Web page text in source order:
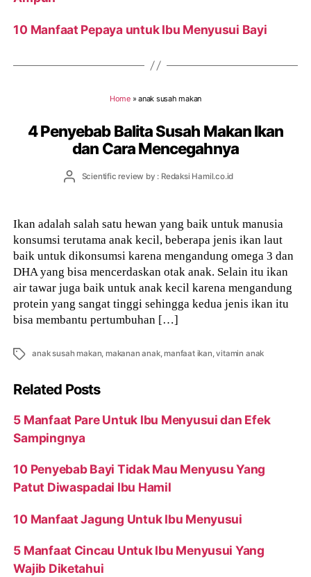
10 Manfaat Pepaya untuk Ibu Menyusui Bayi
Home»anak susah makan
4 Penyebab Balita Susah Makan Ikan
dan Cara Mencegahnya
PostScientific review by : Redaksi Hamil.co.id
Ikan adalah salah satu hewan yang baik untuk manusia
konsumsi terutama anak kecil, beberapa jenis ikan laut
baik untuk dikonsumsi karena mengandung omega 3 dan
DHA yang bisa mencerdaskan otak anak. Selain itu ikan
air tawar juga baik untuk anak kecil karena mengandung
protein yang sangat tinggi sehingga kedua jenis ikan itu
bisa membantu pertumbuhan […]
Tags anak susah makan, makanan anak,manfaat ikan,vitamin anak
Related Posts
5 Manfaat Pare Untuk Ibu Menyusui dan Efek
Sampingnya
10 Penyebab Bayi Tidak Mau Menyusu Yang
Patut Diwaspadai Ibu Hamil
10 Manfaat Jagung Untuk Ibu Menyusui
5 Manfaat Cincau Untuk Ibu Menyusui Yang
Wajib Diketahui